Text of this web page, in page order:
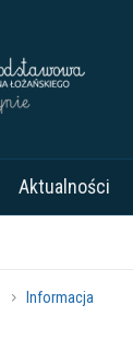
Aktualności
Informacja